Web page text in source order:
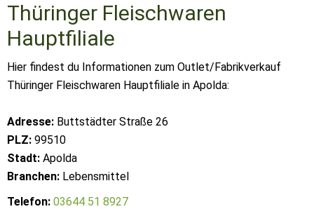
Thüringer Fleischwaren
Hauptfiliale
Hier findest du Informationen zum Outlet/Fabrikverkauf
Thüringer Fleischwaren Hauptfiliale in Apolda:
Adresse: Buttstädter Straße 26
PLZ: 99510
Stadt: Apolda
Branchen: Lebensmittel
Telefon: 03644 51 8927